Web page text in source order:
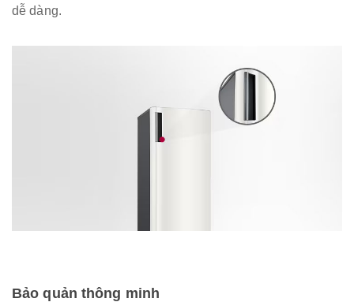
dễ dàng.
Bảo quản thông minh